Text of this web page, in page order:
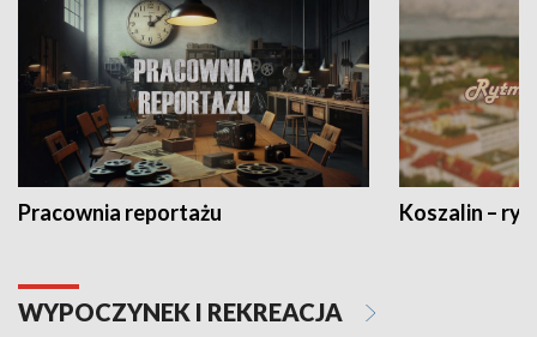
Pracownia reportażu Koszalin –
WYPOCZYNEK I REKREACJA